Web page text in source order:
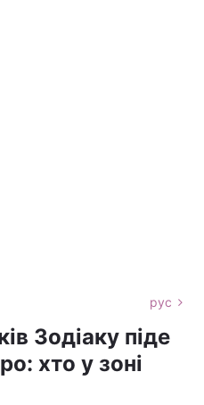
рус
Зодіаку піде
хто у зоні